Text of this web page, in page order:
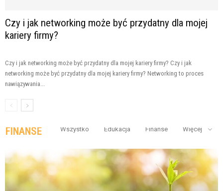
Czy i jak networking może być przydatny dla mojej
kariery firmy?
Czy i jak networking może być przydatny dla mojej kariery firmy? Czy i jak
networking może być przydatny dla mojej kariery firmy? Networking to proces
nawiązywania...
FINANSE Wszystko Edukacja Finanse Więcej